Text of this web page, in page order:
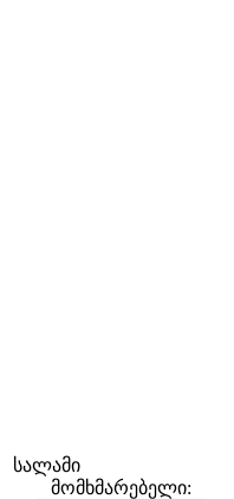
სალამი
მომხმარებელი: